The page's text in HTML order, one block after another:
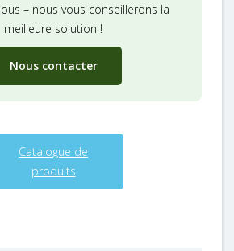
– nous vous conseillerons la
meilleure solution !
Nous contacter
Catalogue de
produits